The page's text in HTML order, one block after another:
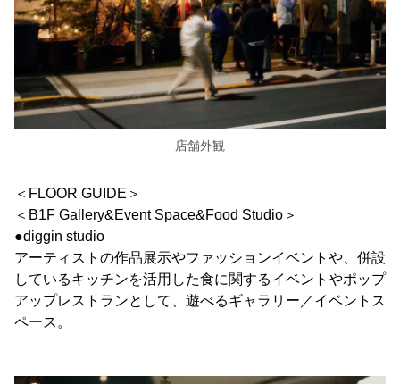
店舗外観
＜FLOOR GUIDE＞
＜B1F Gallery&Event Space&Food Studio＞
●diggin studio
アーティストの作品展示やファッションイベントや、併設
しているキッチンを活用した食に関するイベントやポップ
アップレストランとして、遊べるギャラリー／イベントス
ペース。